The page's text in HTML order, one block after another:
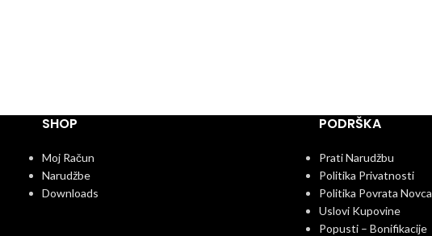
SHOP
Moj Račun
Narudžbe
Downloads
PODRŠKA
Prati Narudžbu
Politika Privatnosti
Politika Povrata Novca
Uslovi Kupovine
Popusti – Bonifikacije